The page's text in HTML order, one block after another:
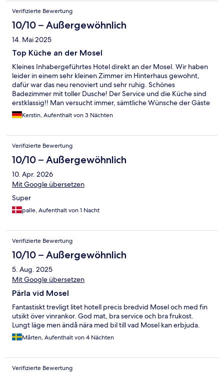
Verifizierte Bewertung
10/10 – Außergewöhnlich
14. Mai 2025
Top Küche an der Mosel
Kleines Inhabergeführtes Hotel direkt an der Mosel. Wir haben
leider in einem sehr kleinen Zimmer im Hinterhaus gewohnt,
dafür war das neu renoviert und sehr ruhig. Schönes
Badezimmer mit toller Dusche! Der Service und die Küche sind
erstklassig!! Man versucht immer, sämtliche Wünsche der Gäste
zu erfüllen. Sehr empfehlenswert!!!
Kerstin, Aufenthalt von 3 Nächten
Verifizierte Bewertung
10/10 – Außergewöhnlich
10. Apr. 2026
Mit Google übersetzen
Super
palle, Aufenthalt von 1 Nacht
Verifizierte Bewertung
10/10 – Außergewöhnlich
5. Aug. 2025
Mit Google übersetzen
Pärla vid Mosel
Fantastiskt trevligt litet hotell precis bredvid Mosel och med fin
utsikt över vinrankor. God mat, bra service och bra frukost.
Lungt läge men ändå nära med bil till vad Mosel kan erbjuda.
Mårten, Aufenthalt von 4 Nächten
Verifizierte Bewertung